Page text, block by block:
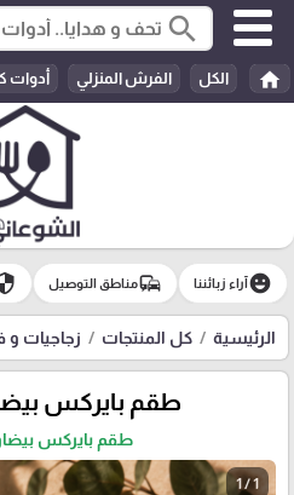
search
home الكل الفرش المنزلي أدوات
emoji_emotionsآراء زبائننا commuteمناطق التوصيل
الرئيسية كل المنتجات زجاجيات و
طقم بايركس
طقم بايركس
1 / 1